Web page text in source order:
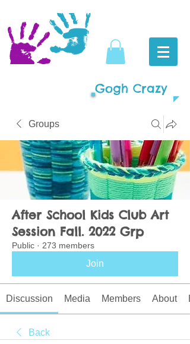
Gogh Crazy
Groups
After School Kids Club Art
Session Fall. 2022 Grp
Public · 273 members
Join
Discussion Media Members About
Back